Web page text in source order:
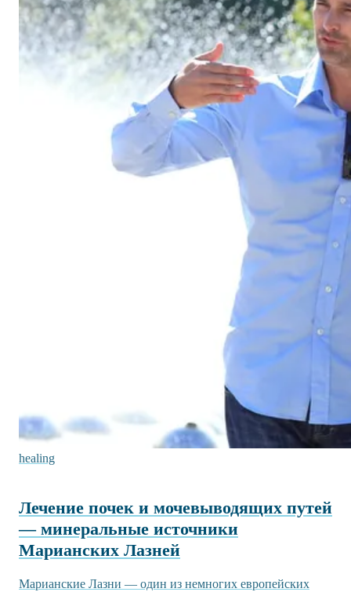
healing
Лечение почек и мочевыводящих путей
— минеральные источники
Марианских Лазней
Марианские Лазни — один из немногих европейских